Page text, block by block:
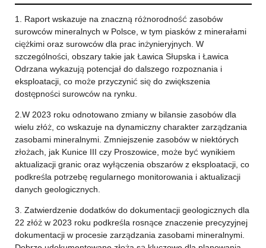
1. Raport wskazuje na znaczną różnorodność zasobów
surowców mineralnych w Polsce, w tym piasków z minerałami
ciężkimi oraz surowców dla prac inżynieryjnych. W
szczególności, obszary takie jak Ławica Słupska i Ławica
Odrzana wykazują potencjał do dalszego rozpoznania i
eksploatacji, co może przyczynić się do zwiększenia
dostępności surowców na rynku.
2.W 2023 roku odnotowano zmiany w bilansie zasobów dla
wielu złóż, co wskazuje na dynamiczny charakter zarządzania
zasobami mineralnymi. Zmniejszenie zasobów w niektórych
złożach, jak Kunice III czy Proszowice, może być wynikiem
aktualizacji granic oraz wyłączenia obszarów z eksploatacji, co
podkreśla potrzebę regularnego monitorowania i aktualizacji
danych geologicznych.
3. Zatwierdzenie dodatków do dokumentacji geologicznych dla
22 złóż w 2023 roku podkreśla rosnące znaczenie precyzyjnej
dokumentacji w procesie zarządzania zasobami mineralnymi.